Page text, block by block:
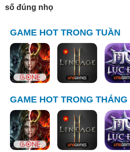
số đúng nhọ
GAME HOT TRONG TUẦN
GAME HOT TRONG THÁNG